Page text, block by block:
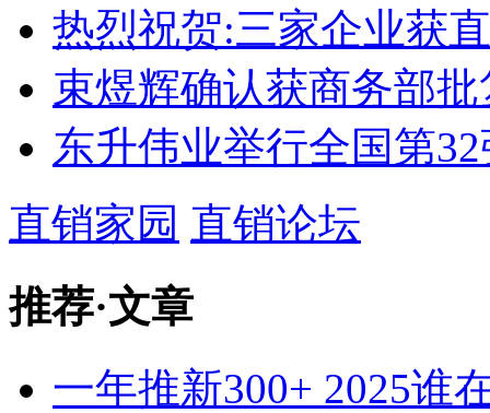
热烈祝贺:三家企业获
束煜辉确认获商务部
东升伟业举行全国第
直销家园 直销论坛
推荐·文章
一年推新300+ 2025谁